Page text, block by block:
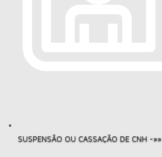
SUSPENSÃO OU CASSAÇÃO DE CNH -»»